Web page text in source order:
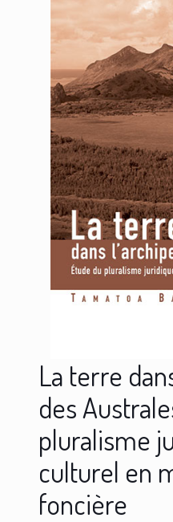
La terre
des
pluralisme
culturel en
foncière